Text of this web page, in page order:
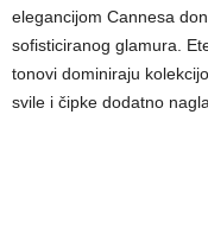
elegancijom Cannesa
sofisticiranog glamura.
tonovi dominiraju
svile i čipke dodatno